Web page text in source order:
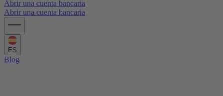
Abrir una cuenta bancaria
Abrir una cuenta bancaria
ES
Blog